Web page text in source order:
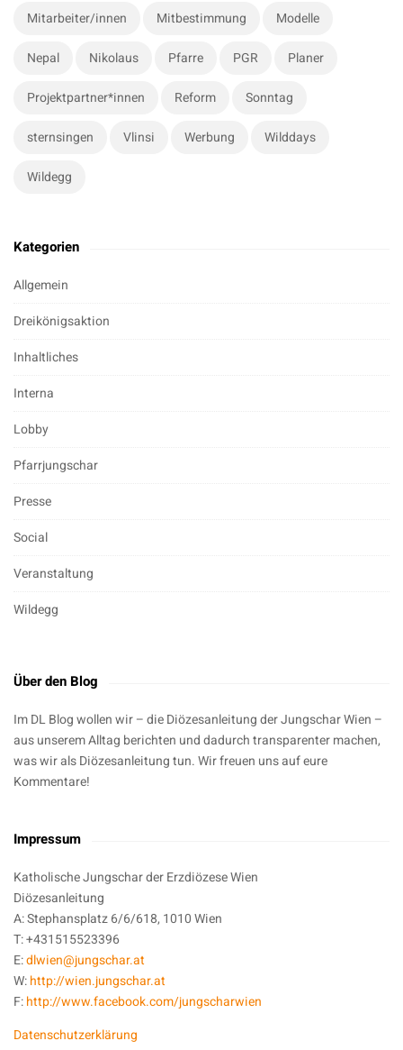
Mitarbeiter/innen Mitbestimmung Modelle
Nepal Nikolaus Pfarre PGR Planer
Projektpartner*innen Reform Sonntag
sternsingen Vlinsi Werbung Wilddays
Wildegg
Kategorien
Allgemein
Dreikönigsaktion
Inhaltliches
Interna
Lobby
Pfarrjungschar
Presse
Social
Veranstaltung
Wildegg
Über den Blog
Im DL Blog wollen wir – die Diözesanleitung der Jungschar Wien –
aus unserem Alltag berichten und dadurch transparenter machen,
was wir als Diözesanleitung tun. Wir freuen uns auf eure
Kommentare!
Impressum
Katholische Jungschar der Erzdiözese Wien
Diözesanleitung
A: Stephansplatz 6/6/618, 1010 Wien
T: +431515523396
E:dlwien@jungschar.at
W:http://wien.jungschar.at
F:http://www.facebook.com/jungscharwien
Datenschutzerklärung